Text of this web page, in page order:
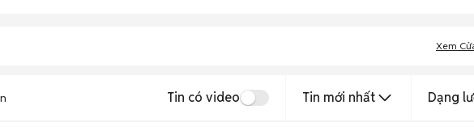
Xem
Tin có video Tin mới nhất Dạng